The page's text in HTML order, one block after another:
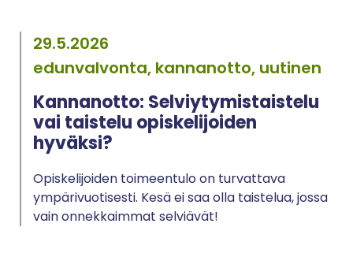
29.5.2026
edunvalvonta, kannanotto, uutinen
Kannanotto: Selviytymistaistelu
vai taistelu opiskelijoiden
hyväksi?
Opiskelijoiden toimeentulo on turvattava
ympärivuotisesti. Kesä ei saa olla taistelua, jossa
vain onnekkaimmat selviävät!